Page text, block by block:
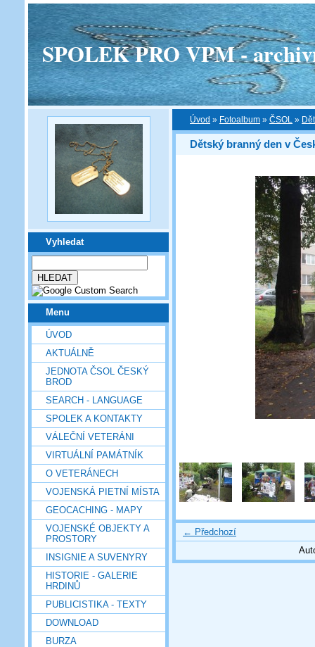
SPOLEK PRO VPM -
Vyhledat
Menu
ÚVOD
AKTUÁLNĚ
JEDNOTA ČSOL ČESKÝ
BROD
SEARCH - LANGUAGE
SPOLEK A KONTAKTY
VÁLEČNÍ VETERÁNI
VIRTUÁLNÍ PAMÁTNÍK
O VETERÁNECH
VOJENSKÁ PIETNÍ MÍSTA
GEOCACHING - MAPY
VOJENSKÉ OBJEKTY A
PROSTORY
INSIGNIE A SUVENYRY
HISTORIE - GALERIE
HRDINŮ
PUBLICISTIKA - TEXTY
DOWNLOAD
BURZA
Úvod » Fotoalbum » ČSOL »
Dětský branný den v
← Předchozí